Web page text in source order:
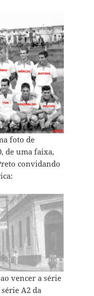
foto de
de uma faixa,
convidando
vencer a série
A2 da